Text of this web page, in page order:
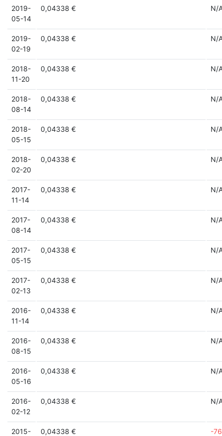
2019-
05-14
0,04338 € N/
2019-
02-19
0,04338 € N/
2018-
11-20
0,04338 € N/
2018-
08-14
0,04338 € N/
2018-
05-15
0,04338 € N/
2018-
02-20
0,04338 € N/
2017-
11-14
0,04338 € N/
2017-
08-14
0,04338 € N/
2017-
05-15
0,04338 € N/
2017-
02-13
0,04338 € N/
2016-
11-14
0,04338 € N/
2016-
08-15
0,04338 € N/
2016-
05-16
0,04338 € N/
2016-
02-12
0,04338 € N/
2015-
0,04338 € -